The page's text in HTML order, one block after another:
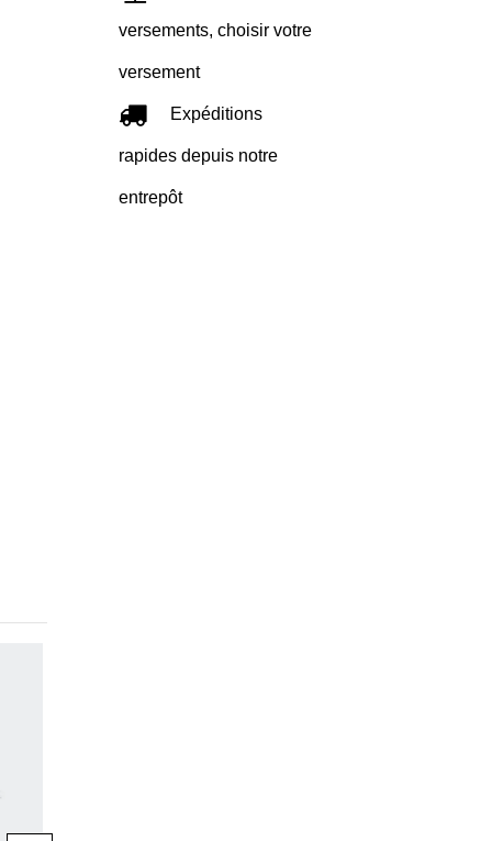
versements, choisir votre
versement
Expéditions
rapides depuis notre
entrepôt